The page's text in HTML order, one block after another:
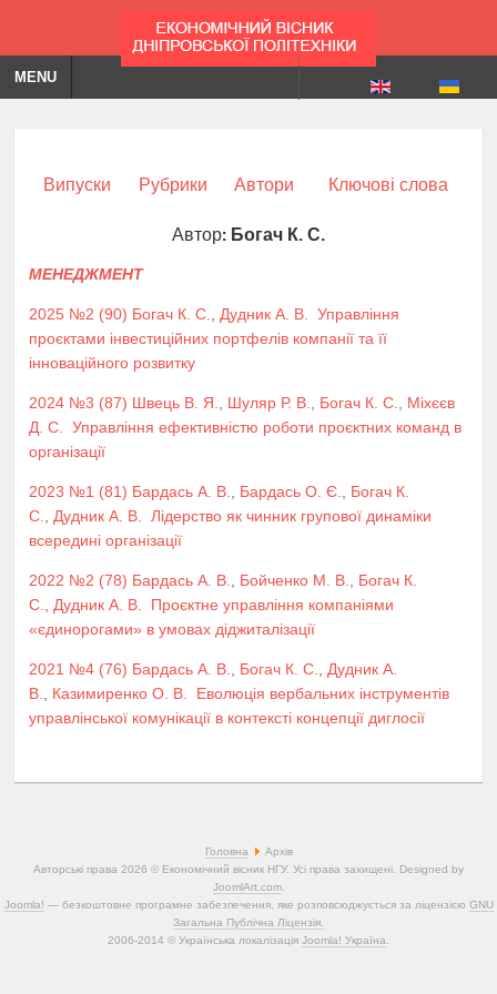
MENU
Випуски Рубрики Автори Ключові слова
Автор: Богач К. С.
МЕНЕДЖМЕНТ
2025 №2 (90) Богач К. С. Дудник А. В.
Управління
проєктами інвестиційних портфелів компанії та її
інноваційного розвитку
2024 №3 (87) Швець В. Я. Шуляр Р. В. Богач К. С.
Міхєєв
Д. С.
Управління ефективністю роботи проєктних команд в
організації
2023 №1 (81) Бардась А. В. Бардась О. Є.
Богач К.
С.
Дудник А. В.
Лідерство як чинник групової динаміки
всередині організації
2022 №2 (78) Бардась А. В. Бойченко М. В.
Богач К.
С.
Дудник А. В.
Проєктне управління компаніями
«єдинорогами» в умовах діджиталізації
2021 №4 (76) Бардась А. В. Богач К. С.
Дудник А.
В.
Казимиренко О. В.
Еволюція вербальних інструментів
управлінської комунікації в контексті концепції диглосії
Головна
Архів
Авторські права 2026 © Економічний вісник НГУ. Усі права захищені. Designed by
JoomlArt.com.
Joomla! — безкоштовне програмне забезпечення, яке розповсюджується за ліцензією GNU
Загальна Публічна Ліцензія.
2006-2014 © Українська локалізація Joomla! Україна